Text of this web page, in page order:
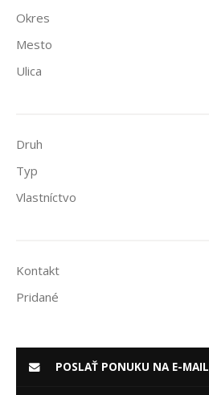
Okres
Mesto
Ulica
Druh
Typ
Vlastníctvo
Kontakt
Pridané
POSLAŤ PONUKU NA E-MAIL